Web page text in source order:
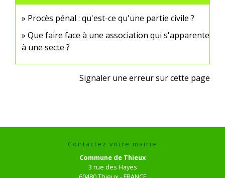
Procès pénal : qu'est-ce qu'une partie civile ?
Que faire face à une association qui s'apparente
à une secte ?
Signaler une erreur sur cette page
Contactez votre mairie
Commune de Thieux
3 rue des Hayes